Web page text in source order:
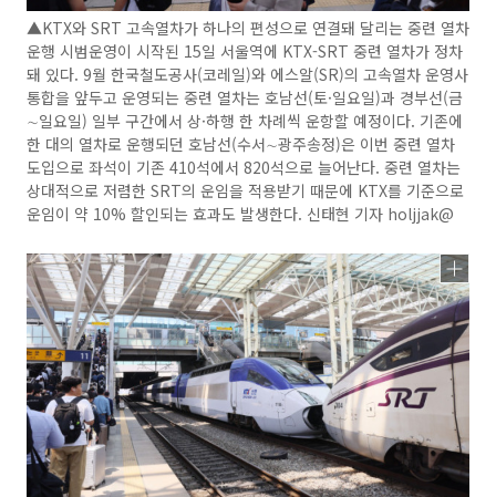
▲KTX와 SRT 고속열차가 하나의 편성으로 연결돼 달리는 중련 열차
운행 시범운영이 시작된 15일 서울역에 KTX-SRT 중련 열차가 정차
돼 있다. 9월 한국철도공사(코레일)와 에스알(SR)의 고속열차 운영사
통합을 앞두고 운영되는 중련 열차는 호남선(토·일요일)과 경부선(금
∼일요일) 일부 구간에서 상·하행 한 차례씩 운항할 예정이다. 기존에
한 대의 열차로 운행되던 호남선(수서∼광주송정)은 이번 중련 열차
도입으로 좌석이 기존 410석에서 820석으로 늘어난다. 중련 열차는
상대적으로 저렴한 SRT의 운임을 적용받기 때문에 KTX를 기준으로
운임이 약 10% 할인되는 효과도 발생한다. 신태현 기자 holjjak@